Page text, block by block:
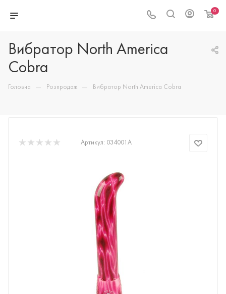
0
Вибратор North America
Cobra
Головна — Розпродаж — Вибратор North America Cobra
Артикул: 034001A